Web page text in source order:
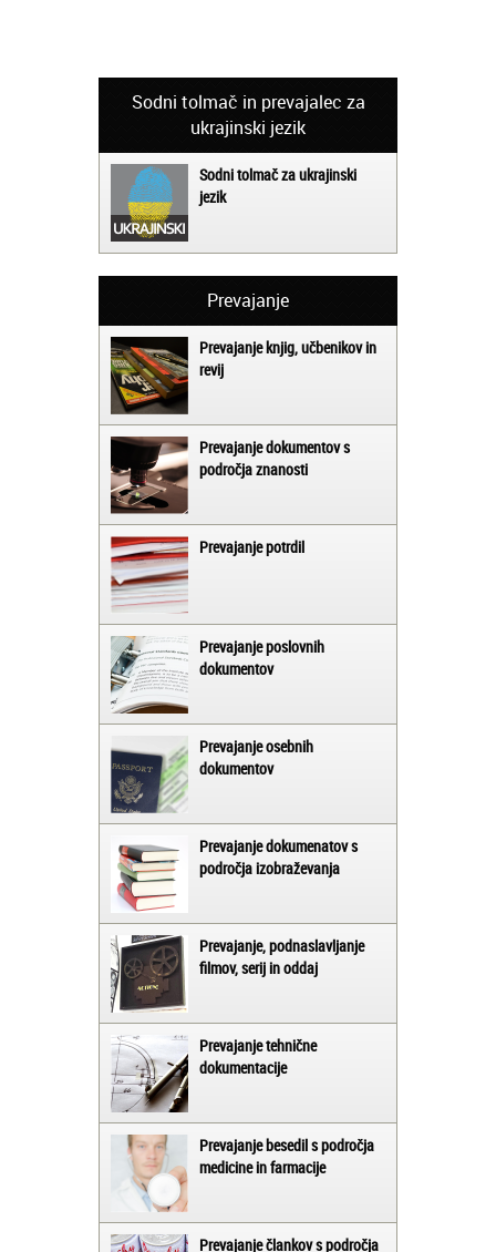
Sodni tolmač in prevajalec za
ukrajinski jezik
Sodni tolmač za ukrajinski
jezik
Prevajanje
Prevajanje knjig, učbenikov in
revij
Prevajanje dokumentov s
področja znanosti
Prevajanje potrdil
Prevajanje poslovnih
dokumentov
Prevajanje osebnih
dokumentov
Prevajanje dokumenatov s
področja izobraževanja
Prevajanje, podnaslavljanje
filmov, serij in oddaj
Prevajanje tehnične
dokumentacije
Prevajanje besedil s področja
medicine in farmacije
Prevajanje člankov s področja